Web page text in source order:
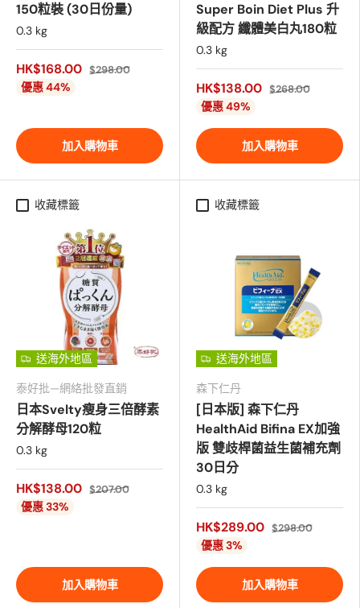
150粒裝 (30日份量)
0.3 kg
HK$168.00 $298.00
優惠 44%
加入購物車
Super Boin Diet Plus 升
級配方 纖體美白丸180粒
0.3 kg
HK$138.00 $268.00
優惠 49%
加入購物車
收藏標籤
送海外地區
泰好批—網絡批發直銷
日本Svelty瘦身三倍酵素
分解酵母120粒
0.3 kg
HK$138.00 $207.00
優惠 33%
加入購物車
收藏標籤
送海外地區
森下仁丹
[日本版] 森下仁丹
HealthAid Bifina EX加強
版 雙歧桿菌益生菌補充劑
30日分
0.3 kg
HK$289.00 $298.00
優惠 3%
加入購物車